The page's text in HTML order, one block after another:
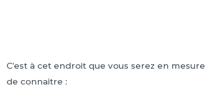
C’est à cet endroit que vous serez en mesure
de connaitre :